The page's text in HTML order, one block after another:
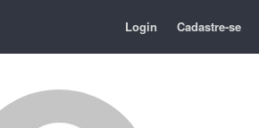
Login Cadastre-se